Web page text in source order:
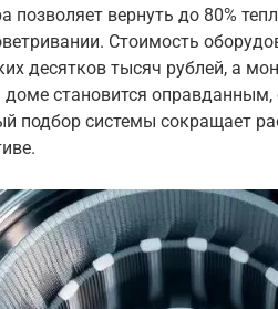
позволяет вернуть до 80%
Стоимость
десятков тысяч рублей, а
становится оправданным,
подбор системы сокращает